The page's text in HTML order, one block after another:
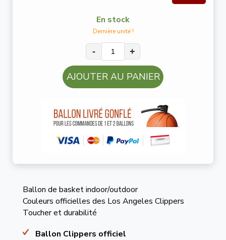
En stock
Dernière unité !
- +
AJOUTER AU PANIER
Ballon de basket indoor/outdoor
Couleurs officielles des Los Angeles Clippers
Toucher et durabilité
Ballon Clippers officiel